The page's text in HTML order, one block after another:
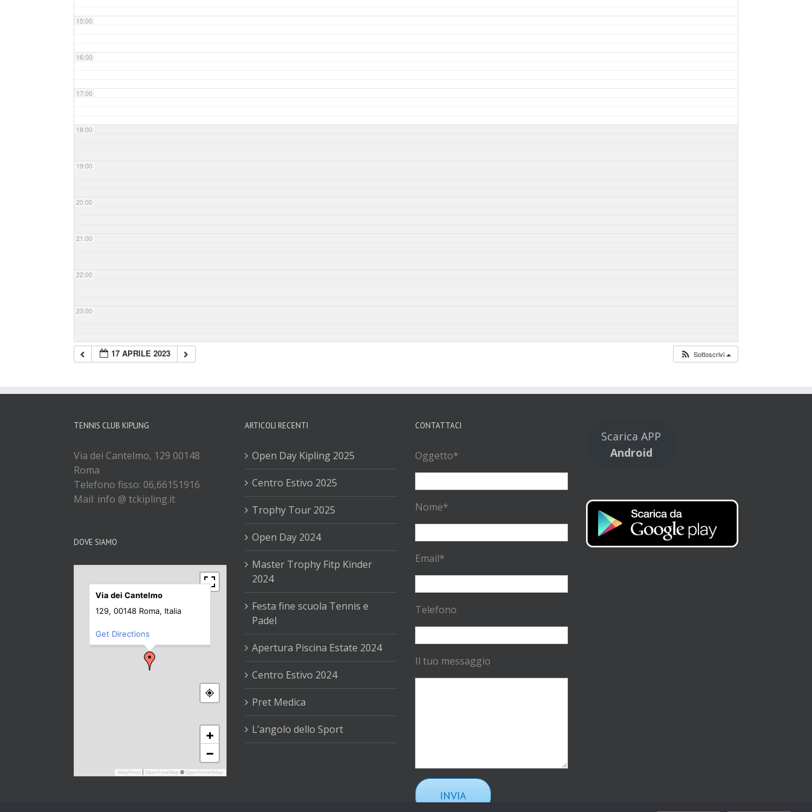
15:00
16:00
17:00
18:00
19:00
20:00
21:00
22:00
23:00
17 APRILE 2023 Sottoscrivi
TENNIS CLUB KIPLING
Via dei Cantelmo, 129 00148
Roma
Telefono fisso: 06,66151916
Mail: info @ tckipling.it
DOVE SIAMO
+
−
MapPress OpenFreeMap © OpenStreetMap
Via dei Cantelmo
129, 00148 Roma, Italia
Get Directions
ARTICOLI RECENTI
Open Day Kipling 2025
Centro Estivo 2025
Trophy Tour 2025
Open Day 2024
Master Trophy Fitp Kinder
2024
Festa fine scuola Tennis e
Padel
Apertura Piscina Estate 2024
Centro Estivo 2024
Pret Medica
L’angolo dello Sport
CONTATTACI
Oggetto*
Nome*
Email*
Telefono
Il tuo messaggio
Scarica APP
Android